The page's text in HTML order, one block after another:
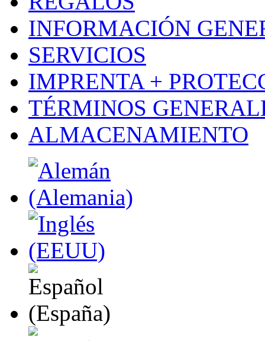
INFORMACIÓN
SERVICIOS
IMPRENTA +
TÉRMINOS
ALMACENAMIENTO